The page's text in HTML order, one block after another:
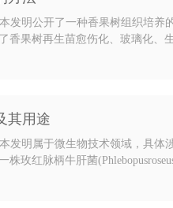
发明公开了一种香果树组织培
香果树再生苗愈伤化、玻璃化
科技支撑。通过低光照和高光
其用途
发明属于微生物技术领域，具
株玫红脉柄牛肝菌
化，在栽培料上菌丝萌发快，